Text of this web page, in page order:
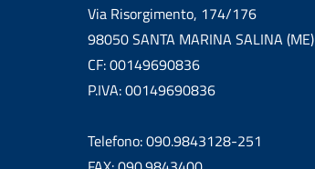
Via Risorgimento, 174/176
98050 SANTA MARINA SALINA (ME)
CF: 00149690836
P.IVA: 00149690836
Telefono: 090.9843128-251